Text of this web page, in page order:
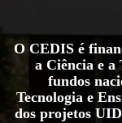
O CEDIS é
a Ciência e
fundos
Tecnologia e
dos projetos